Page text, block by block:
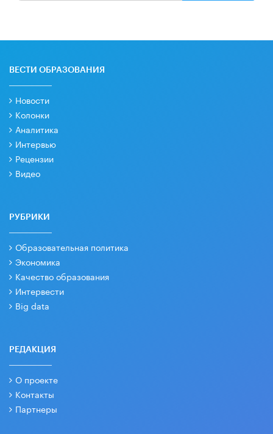
ВЕСТИ ОБРАЗОВАНИЯ
Новости
Колонки
Аналитика
Интервью
Рецензии
Видео
РУБРИКИ
Образовательная политика
Экономика
Качество образования
Интервести
Big data
РЕДАКЦИЯ
О проекте
Контакты
Партнеры